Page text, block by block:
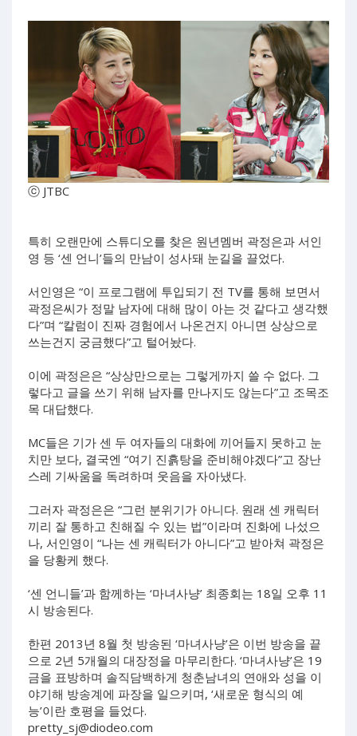
ⓒ JTBC
특히 오랜만에 스튜디오를 찾은 원년멤버 곽정은과 서인
영 등 ‘센 언니’들의 만남이 성사돼 눈길을 끌었다.
서인영은 “이 프로그램에 투입되기 전 TV를 통해 보면서
곽정은씨가 정말 남자에 대해 많이 아는 것 같다고 생각했
다”며 “칼럼이 진짜 경험에서 나온건지 아니면 상상으로
쓰는건지 궁금했다”고 털어놨다.
이에 곽정은은 “상상만으로는 그렇게까지 쓸 수 없다. 그
렇다고 글을 쓰기 위해 남자를 만나지도 않는다”고 조목조
목 대답했다.
MC들은 기가 센 두 여자들의 대화에 끼어들지 못하고 눈
치만 보다, 결국엔 “여기 진흙탕을 준비해야겠다”고 장난
스레 기싸움을 독려하며 웃음을 자아냈다.
그러자 곽정은은 “그런 분위기가 아니다. 원래 센 캐릭터
끼리 잘 통하고 친해질 수 있는 법”이라며 진화에 나섰으
나, 서인영이 “나는 센 캐릭터가 아니다”고 받아쳐 곽정은
을 당황케 했다.
‘센 언니들’과 함께하는 ‘마녀사냥’ 최종회는 18일 오후 11
시 방송된다.
한편 2013년 8월 첫 방송된 ‘마녀사냥’은 이번 방송을 끝
으로 2년 5개월의 대장정을 마무리한다. ‘마녀사냥’은 19
금을 표방하며 솔직담백하게 청춘남녀의 연애와 성을 이
야기해 방송계에 파장을 일으키며, ‘새로운 형식의 예
능’이란 호평을 들었다.
pretty_sj@diodeo.com